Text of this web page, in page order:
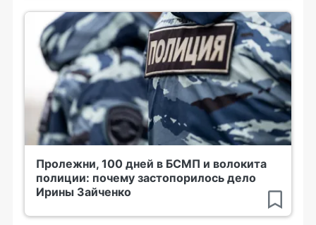
Пролежни, 100 дней в БСМП и волокита
полиции: почему застопорилось дело
Ирины Зайченко